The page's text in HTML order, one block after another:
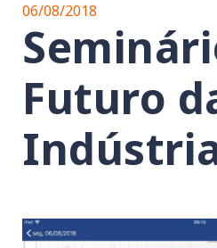
06/08/2018
Futuro